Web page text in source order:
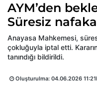
AYM’den
Süresiz
Anayasa Mahkemesi,
çokluğuyla iptal etti.
tanındığı bildirildi.
Oluşturulma: 04.06.2026 11:21